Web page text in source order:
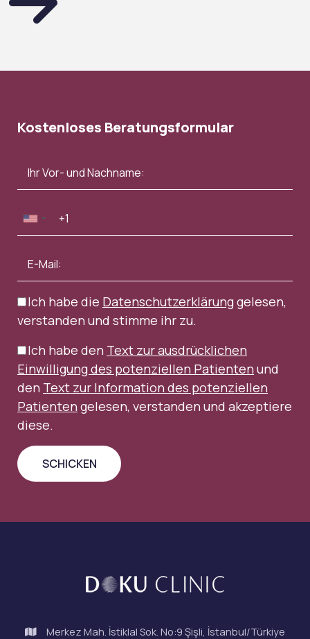
Kostenloses Beratungsformular
Ich habe die Datenschutzerklärunggelesen,
verstanden und stimme ihr zu.
Ich habe den Text zur ausdrücklichen
Einwilligung des potenziellen Patienten und
den Text zur Information des potenziellen
Patienten gelesen, verstanden und akzeptiere
diese.
Merkez Mah. İstiklal Sok. No:9 Şişli, İstanbul/Türkiye